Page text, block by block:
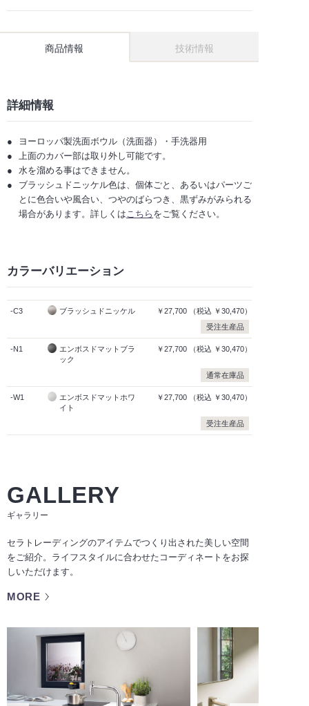
商品情報 技術情報
詳細情報
ヨーロッパ製洗面ボウル（洗面器）・手洗器用
上面のカバー部は取り外し可能です。
水を溜める事はできません。
ブラッシュドニッケル色は、個体ごと、あるいはパーツご
とに色合いや風合い、つやのばらつき、黒ずみがみられる
場合があります。詳しくは こちら をご覧ください。
カラーバリエーション
-C3 ブラッシュドニッケル ￥27,700 （税込 ￥30,470）
受注生産品
-N1
エンボスドマットブラ
ック
￥27,700 （税込 ￥30,470）
通常在庫品
-W1
エンボスドマットホワ
イト
￥27,700 （税込 ￥30,470）
受注生産品
GALLERY
ギャラリー
セラトレーディングのアイテムでつくり出された美しい空間
をご紹介。ライフスタイルに合わせたコーディネートをお探
しいただけます。
MORE